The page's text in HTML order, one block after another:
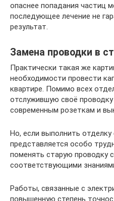
опаснее попадания частиц
последующее лечение не
результат.
Замена проводки в
Практически такая же
необходимости провести
квартире. Помимо всех
отслужившую своё
современным розеткам и
Но, если выполнить
представляется особо
поменять старую проводку
соответствующими
Работы, связанные с
повышенную степень